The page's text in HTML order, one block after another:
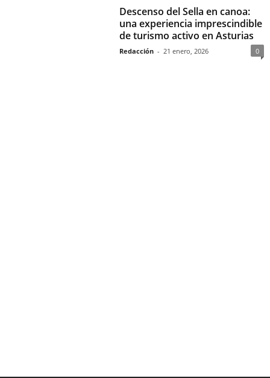
Descenso del Sella en canoa:
una experiencia imprescindible
de turismo activo en Asturias
Redacción - 21 enero, 2026 0